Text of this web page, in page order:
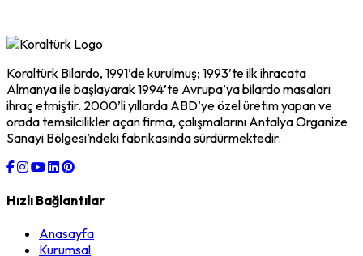
Koraltürk Bilardo, 1991’de kurulmuş; 1993’te ilk ihracata
Almanya ile başlayarak 1994’te Avrupa’ya bilardo masaları
ihraç etmiştir. 2000’li yıllarda ABD’ye özel üretim yapan ve
orada temsilcilikler açan firma, çalışmalarını Antalya Organize
Sanayi Bölgesi’ndeki fabrikasında sürdürmektedir.
Hızlı Bağlantılar
Anasayfa
Kurumsal